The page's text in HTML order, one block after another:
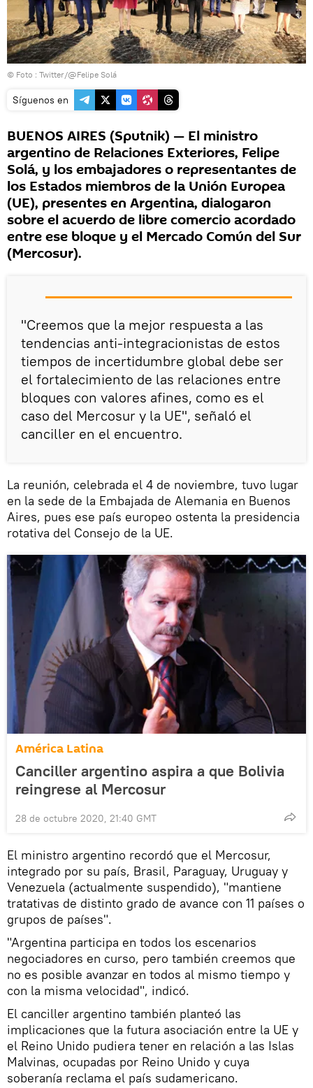
© Foto : Twitter/@Felipe Solá
Síguenos en
BUENOS AIRES (Sputnik) — El ministro
argentino de Relaciones Exteriores, Felipe
Solá, y los embajadores o representantes de
los Estados miembros de la Unión Europea
(UE), presentes en Argentina, dialogaron
sobre el acuerdo de libre comercio acordado
entre ese bloque y el Mercado Común del Sur
(Mercosur).
"Creemos que la mejor respuesta a las
tendencias anti-integracionistas de estos
tiempos de incertidumbre global debe ser
el fortalecimiento de las relaciones entre
bloques con valores afines, como es el
caso del Mercosur y la UE", señaló el
canciller en el encuentro.
La reunión, celebrada el 4 de noviembre, tuvo lugar
en la sede de la Embajada de Alemania en Buenos
Aires, pues ese país europeo ostenta la presidencia
rotativa del Consejo de la UE.
América Latina
Canciller argentino aspira a que Bolivia
reingrese al Mercosur
28 de octubre 2020, 21:40 GMT
El ministro argentino recordó que el Mercosur,
integrado por su país, Brasil, Paraguay, Uruguay y
Venezuela (actualmente suspendido), "mantiene
tratativas de distinto grado de avance con 11 países o
grupos de países".
"Argentina participa en todos los escenarios
negociadores en curso, pero también creemos que
no es posible avanzar en todos al mismo tiempo y
con la misma velocidad", indicó.
El canciller argentino también planteó las
implicaciones que la futura asociación entre la UE y
el Reino Unido pudiera tener en relación a las Islas
Malvinas, ocupadas por Reino Unido y cuya
soberanía reclama el país sudamericano.